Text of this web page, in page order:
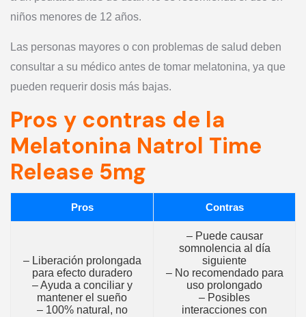
niños menores de 12 años.
Las personas mayores o con problemas de salud deben
consultar a su médico antes de tomar melatonina, ya que
pueden requerir dosis más bajas.
Pros y contras de la
Melatonina Natrol Time
Release 5mg
Pros Contras
– Liberación prolongada
para efecto duradero
– Ayuda a conciliar y
mantener el sueño
– 100% natural, no
– Puede causar
somnolencia al día
siguiente
– No recomendado para
uso prolongado
– Posibles
interacciones con